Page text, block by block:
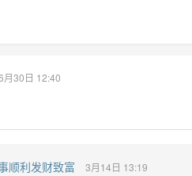
月30日 12:40
顺利发财致富 3月14日 13:19